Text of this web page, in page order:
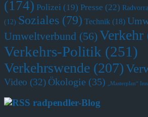
(174) Polizei (19) Presse (22)
(12) Soziales (79) Technik (18)
Umweltverbund (56)Verkehr
Verkehrs-Politik (251)
Verkehrswende (207)
Video (32) Ökologie (35) „Masterplan“
radpendler-Blog